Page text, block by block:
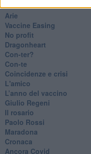
​I soliti noti
Arie
​Vaccine Easing
No profit
Dragonheart
Con-ter?
​Con-te
Coincidenze e crisi
L'amico
​L’anno del vaccino
Giulio Regeni
​Il rosario
Paolo Rossi
Maradona
Cronaca
​Ancora Covid